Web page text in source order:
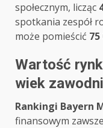
społecznym, licząc
spotkania zespół
może pomieścić
Wartość
wiek
Rankingi Bayern
finansowym